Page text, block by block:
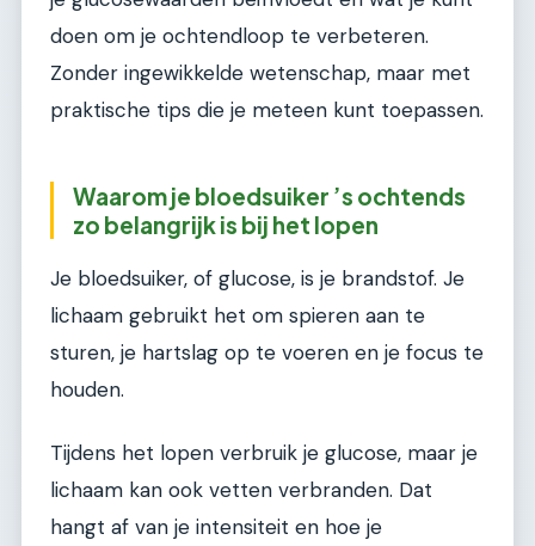
doen om je ochtendloop te verbeteren.
Zonder ingewikkelde wetenschap, maar met
praktische tips die je meteen kunt toepassen.
Waarom je bloedsuiker ’s ochtends
zo belangrijk is bij het lopen
Je bloedsuiker, of glucose, is je brandstof. Je
lichaam gebruikt het om spieren aan te
sturen, je hartslag op te voeren en je focus te
houden.
Tijdens het lopen verbruik je glucose, maar je
lichaam kan ook vetten verbranden. Dat
hangt af van je intensiteit en hoe je